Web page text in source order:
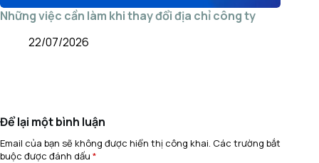
Những việc cần làm khi thay đổi địa chỉ công ty
22/07/2026
Để lại một bình luận
Email của bạn sẽ không được hiển thị công khai. Các trường bắt
buộc được đánh dấu *